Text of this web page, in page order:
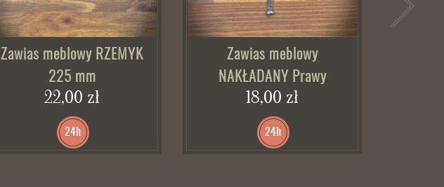
Zawias meblowy RZEMYK
225 mm
22,00 zł
24h
Zawias meblowy
NAKŁADANY Prawy
18,00 zł
24h